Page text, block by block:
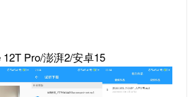
12T Pro/澎湃2/安卓15